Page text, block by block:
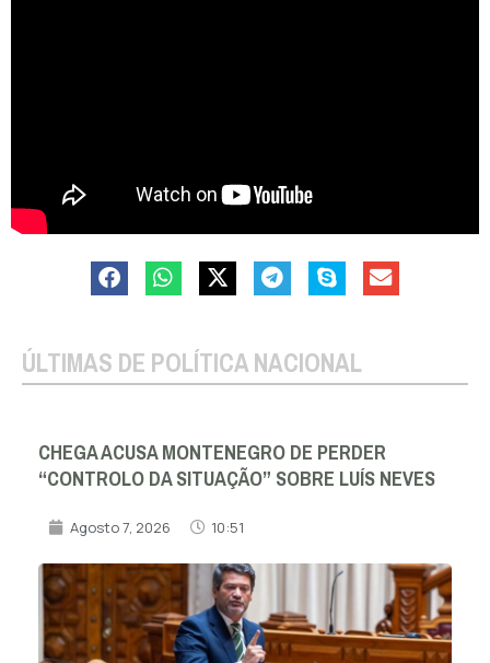
ÚLTIMAS DE POLÍTICA NACIONAL
CHEGA ACUSA MONTENEGRO DE PERDER
“CONTROLO DA SITUAÇÃO” SOBRE LUÍS NEVES
Agosto 7, 2026 10:51